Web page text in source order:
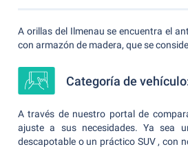
A orillas del Ilmenau se encuentra el
con armazón de madera, que se
Categoría de
A través de nuestro portal de
ajuste a sus necesidades. Ya sea
descapotable o un práctico SUV , con